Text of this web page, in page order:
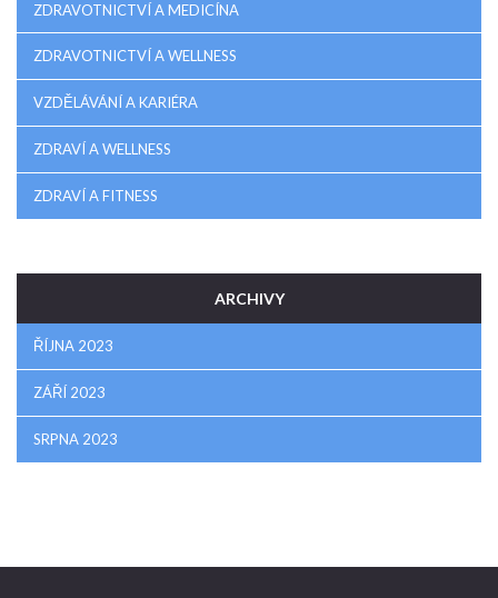
ZDRAVOTNICTVÍ A MEDICÍNA
ZDRAVOTNICTVÍ A WELLNESS
VZDĚLÁVÁNÍ A KARIÉRA
ZDRAVÍ A WELLNESS
ZDRAVÍ A FITNESS
ARCHIVY
ŘÍJNA 2023
ZÁŘÍ 2023
SRPNA 2023